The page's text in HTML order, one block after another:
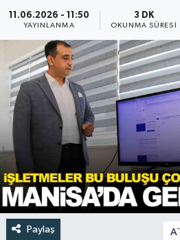
11.06.2026 - 11:50
YAYINLANMA
3 DK
OKUNMA SÜRESI
Paylaş A-
Spor
Türkiye
Yaşam